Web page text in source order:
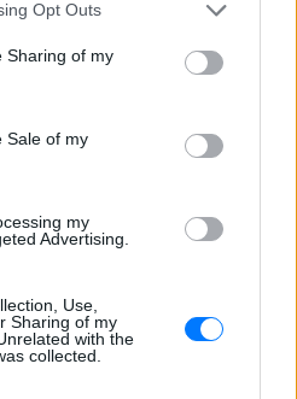
Opt Outs
Sharing of my
Sale of my
my
Advertising.
Use,
Sharing of my
with the
collected.
για το ξέφρενο
σε κλαμπ